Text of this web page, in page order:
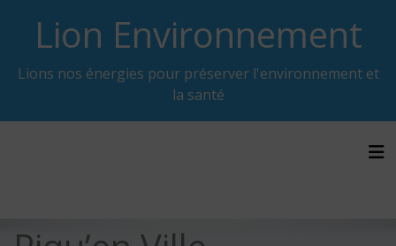
contentLion Environnement
Lions nos énergies pour préserver l'environnement et
la santé